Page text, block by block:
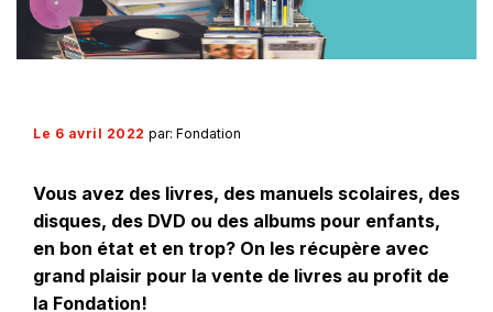
Le 6 avril 2022 par: Fondation
Vous avez des livres, des manuels scolaires, des
disques, des DVD ou des albums pour enfants,
en bon état et en trop? On les récupère avec
grand plaisir pour la vente de livres au profit de
la Fondation!